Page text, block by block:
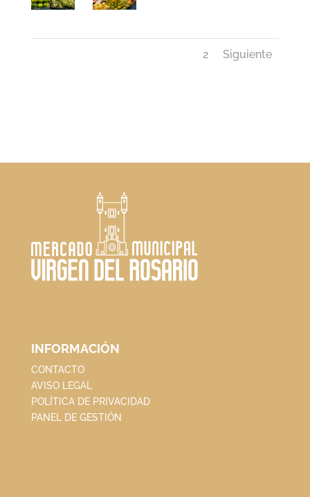
2 Siguiente
INFORMACIÓN
CONTACTO
AVISO LEGAL
POLÍTICA DE PRIVACIDAD
PANEL DE GESTIÓN